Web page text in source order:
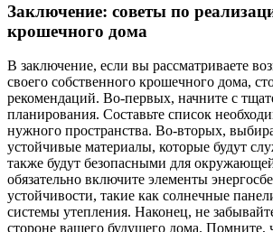
Заключение: советы по
крошечного дома
В заключение, если вы рассматриваете
своего собственного крошечного дома,
рекомендаций. Во-первых, начните с
планирования. Составьте список
нужного пространства. Во-вторых,
устойчивые материалы, которые будут
также будут безопасными для
обязательно включите элементы
устойчивости, такие как солнечные
системы утепления. Наконец, не
стороне вашего будущего дома. Помните,